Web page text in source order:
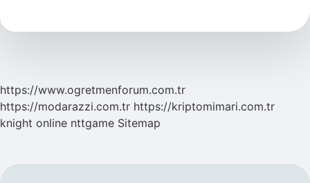
Hangisi
https://www.ogretmenforum.com.tr
https://modarazzi.com.tr https://kriptomimari.com.tr
knight online nttgame Sitemap